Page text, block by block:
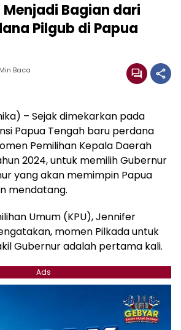
Bagian dari
Pilgub di Papua
Baca
– Sejak dimekarkan pada
Papua Tengah baru perdana
Pemilihan Kepala Daerah
2024, untuk memilih Gubernur
yang akan memimpin Papua
mendatang.
Umum (KPU), Jennifer
momen Pilkada untuk
Gubernur adalah pertama kali.
Ads